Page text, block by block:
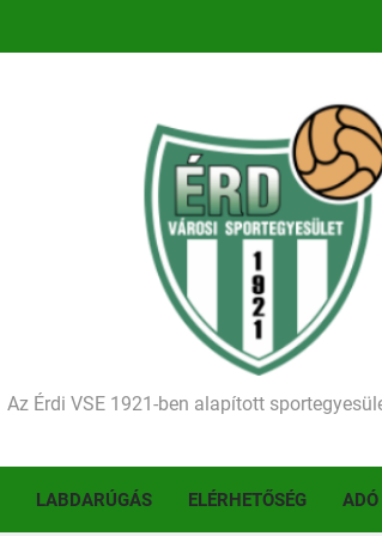
Történelmet írt az I. Érdi
Ellenfelünk visszalépése
Történelmet írt az I. Érdi
Az Érdi VSE 1921-ben alapított
LABDARÚGÁS ELÉRHETŐSÉG